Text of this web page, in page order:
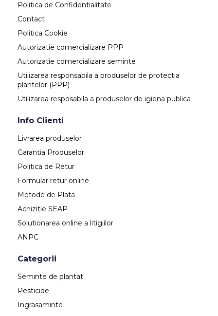
Politica de Confidentialitate
Contact
Politica Cookie
Autorizatie comercializare PPP
Autorizatie comercializare seminte
Utilizarea responsabila a produselor de protectia
plantelor (PPP)
Utilizarea resposabila a produselor de igiena publica
Info Clienti
Livrarea produselor
Garantia Produselor
Politica de Retur
Formular retur online
Metode de Plata
Achizitie SEAP
Solutionarea online a litigiilor
ANPC
Categorii
Seminte de plantat
Pesticide
Ingrasaminte